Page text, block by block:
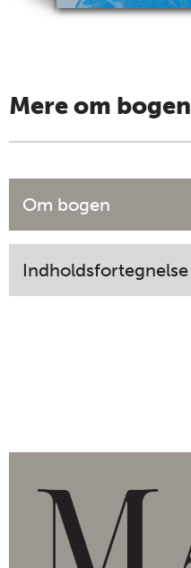
Mere om bogen
Om bogen
Indholdsfortegnelse